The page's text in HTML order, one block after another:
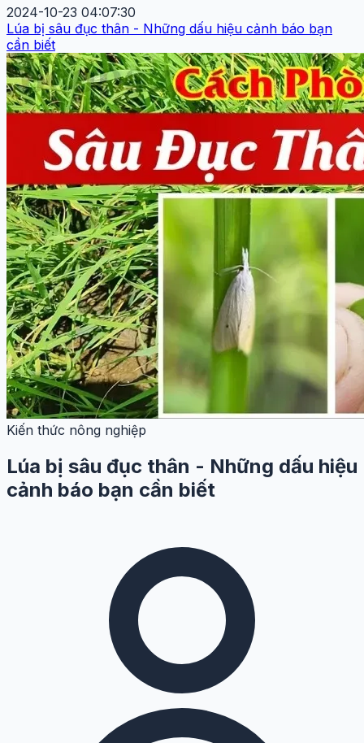
2024-10-23 04:07:30
Lúa bị sâu đục thân - Những dấu hiệu cảnh báo bạn
cần biết
Kiến thức nông nghiệp
Lúa bị sâu đục thân - Những dấu hiệu
cảnh báo bạn cần biết